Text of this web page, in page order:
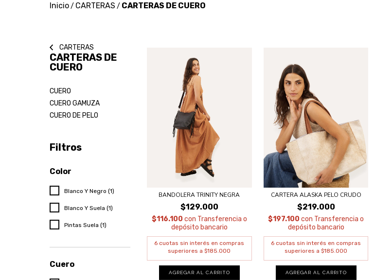
Inicio/ CARTERAS / CARTERAS DE CUERO
CARTERAS
CARTERAS DE
CUERO
CUERO
CUERO GAMUZA
CUERO DE PELO
Filtros
Color
Blanco Y Negro (1)
Blanco Y Suela (1)
Pintas Suela (1)
Cuero
BANDOLERA TRINITY NEGRA
$129.000
$116.100 con Transferencia o
depósito bancario
CARTERA ALASKA PELO CRUDO
$219.000
$197.100con Transferencia o
depósito bancario